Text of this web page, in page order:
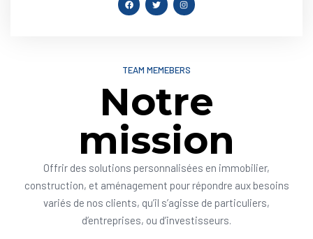
TEAM MEMEBERS
Notre
mission
Offrir des solutions personnalisées en immobilier,
construction, et aménagement pour répondre aux besoins
variés de nos clients, qu’il s’agisse de particuliers,
d’entreprises, ou d’investisseurs.